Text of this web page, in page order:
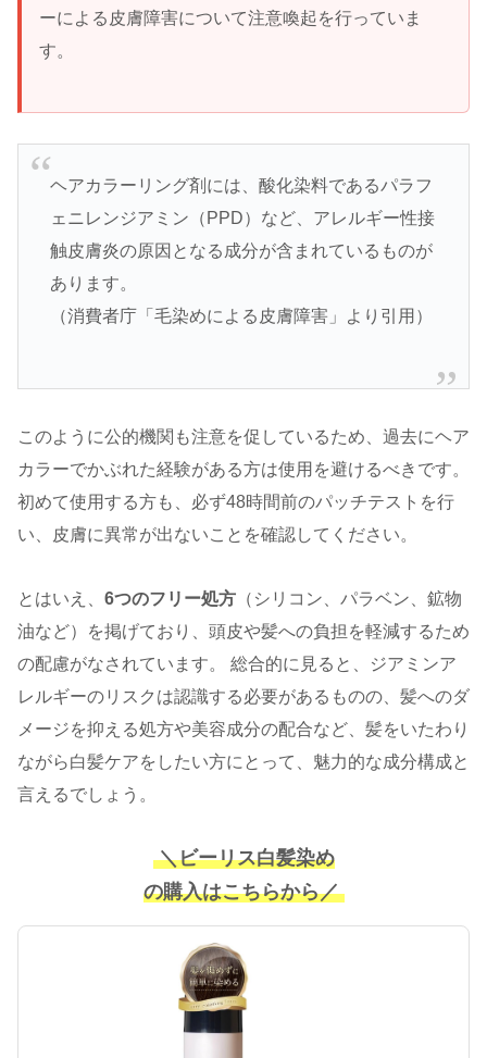
ーによる皮膚障害について注意喚起を行っていま
す。
ヘアカラーリング剤には、酸化染料であるパラフ
ェニレンジアミン（PPD）など、アレルギー性接
触皮膚炎の原因となる成分が含まれているものが
あります。
（消費者庁「毛染めによる皮膚障害」より引用）
このように公的機関も注意を促しているため、過去にヘア
カラーでかぶれた経験がある方は使用を避けるべきです。
初めて使用する方も、必ず48時間前のパッチテストを行
い、皮膚に異常が出ないことを確認してください。
とはいえ、 6つのフリー処方 （シリコン、パラベン、鉱物
油など）を掲げており、頭皮や髪への負担を軽減するため
の配慮がなされています。 総合的に見ると、ジアミンア
レルギーのリスクは認識する必要があるものの、髪へのダ
メージを抑える処方や美容成分の配合など、髪をいたわり
ながら白髪ケアをしたい方にとって、魅力的な成分構成と
言えるでしょう。
＼ビーリス白髪染め
の購入はこちらから／